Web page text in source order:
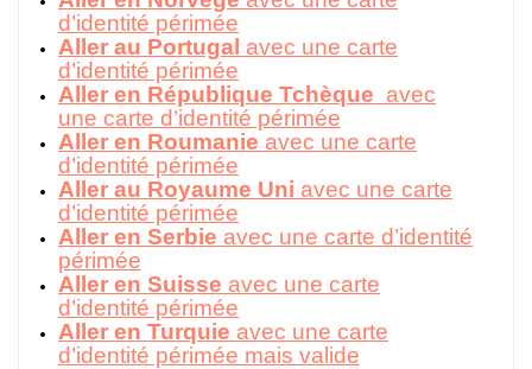
d’identité périmée
Aller au Portugal avec une carte
d’identité périmée
Aller en République Tchèque avec
une carte d’identité périmée
Aller en Roumanie avec une carte
d’identité périmée
Aller au Royaume Uni avec une carte
d’identité périmée
Aller en Serbie avec une carte d’identité
périmée
Aller en Suisse avec une carte
d’identité périmée
Aller en Turquie avec une carte
d’identité périmée mais valide